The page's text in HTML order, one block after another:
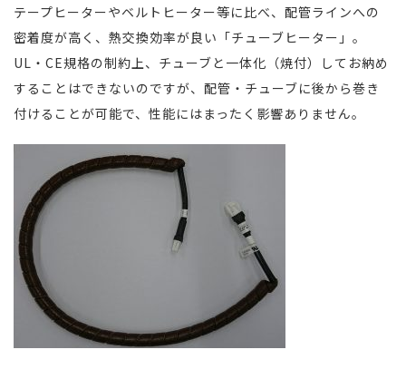
テープヒーターやベルトヒーター等に比べ、配管ラインへの
密着度が高く、熱交換効率が良い「チューブヒーター」。
UL・CE規格の制約上、チューブと一体化（焼付）してお納め
することはできないのですが、配管・チューブに後から巻き
付けることが可能で、性能にはまったく影響ありません。